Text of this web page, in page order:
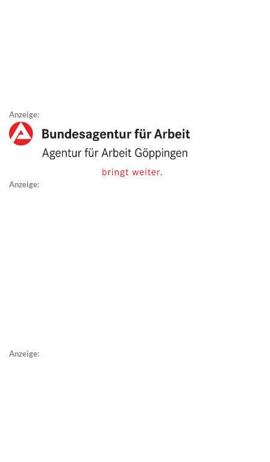
Anzeige:
Anzeige:
Anzeige: